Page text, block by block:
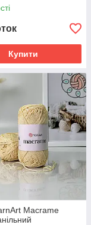
Купити
Macrame